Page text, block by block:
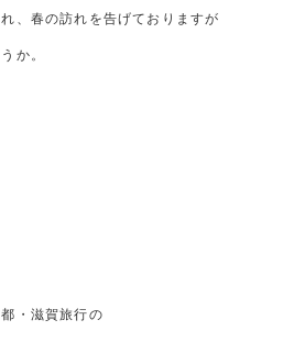
、春の訪れを告げておりますが
か。
・滋賀旅行の